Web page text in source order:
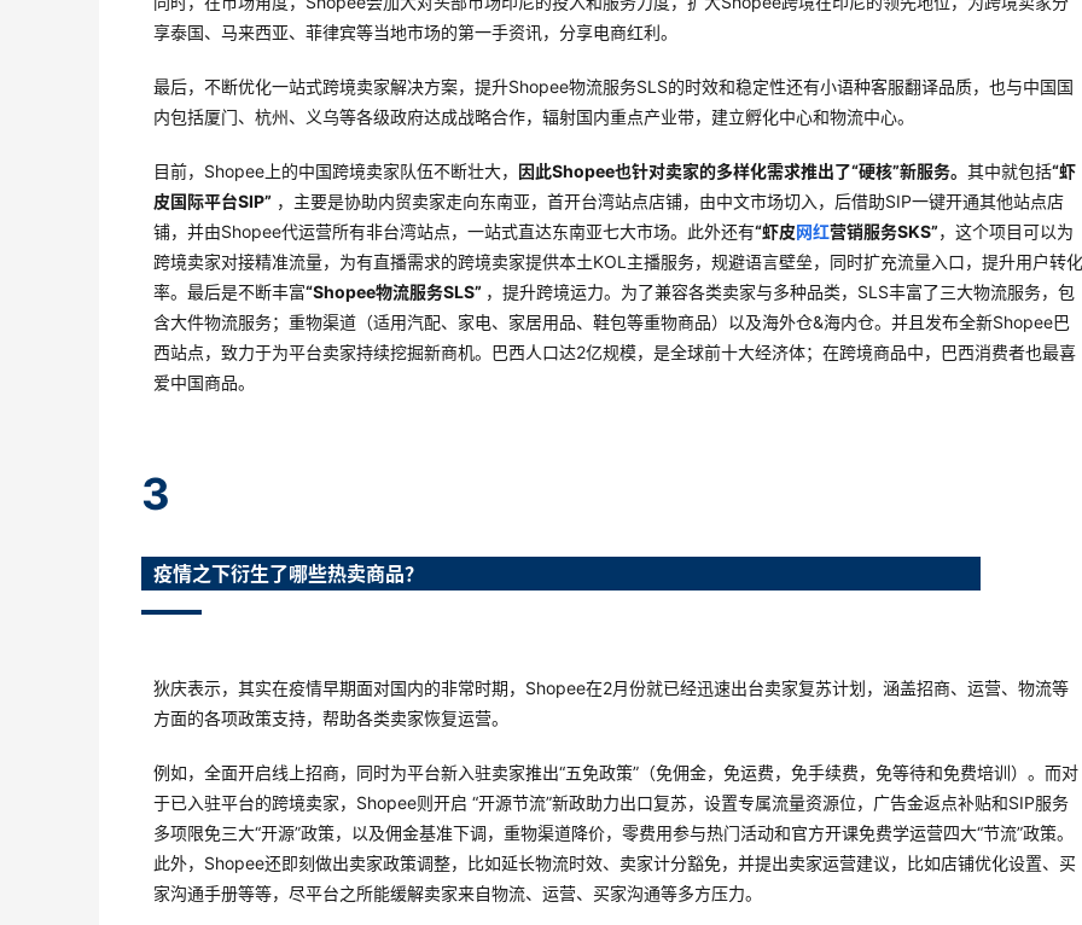
享泰国、马来西亚、菲律宾等当地市场的第一手资讯，分享电商红利。
最后，不断优化一站式跨境卖家解决方案，提升Shopee物流服务SLS的时效和稳定性还有小语种客服翻译品质，也与中国国
内包括厦门、杭州、义乌等各级政府达成战略合作，辐射国内重点产业带，建立孵化中心和物流中心。
目前，Shopee上的中国跨境卖家队伍不断壮大， 因此Shopee也针对卖家的多样化需求推出了“硬核”新服务。 其中就包括“虾
皮国际平台SIP” ，主要是协助内贸卖家走向东南亚，首开台湾站点店铺，由中文市场切入，后借助SIP一键开通其他站点店
铺，并由Shopee代运营所有非台湾站点，一站式直达东南亚七大市场。此外还有“虾皮网红营销服务SKS”，这个项目可以为
跨境卖家对接精准流量，为有直播需求的跨境卖家提供本土KOL主播服务，规避语言壁垒，同时扩充流量入口，提升用户转化
率。最后是不断丰富“Shopee物流服务SLS” ，提升跨境运力。为了兼容各类卖家与多种品类，SLS丰富了三大物流服务，包
含大件物流服务；重物渠道（适用汽配、家电、家居用品、鞋包等重物商品）以及海外仓&海内仓。并且发布全新Shopee巴
西站点，致力于为平台卖家持续挖掘新商机。巴西人口达2亿规模，是全球前十大经济体；在跨境商品中，巴西消费者也最喜
爱中国商品。
3
疫情之下衍生了哪些热卖商品？
狄庆表示，其实在疫情早期面对国内的非常时期，Shopee在2月份就已经迅速出台卖家复苏计划，涵盖招商、运营、物流等
方面的各项政策支持，帮助各类卖家恢复运营。
例如，全面开启线上招商，同时为平台新入驻卖家推出“五免政策”（免佣金，免运费，免手续费，免等待和免费培训）。而对
于已入驻平台的跨境卖家，Shopee则开启 “开源节流”新政助力出口复苏，设置专属流量资源位，广告金返点补贴和SIP服务
多项限免三大“开源”政策，以及佣金基准下调，重物渠道降价，零费用参与热门活动和官方开课免费学运营四大“节流”政策。
此外，Shopee还即刻做出卖家政策调整，比如延长物流时效、卖家计分豁免，并提出卖家运营建议，比如店铺优化设置、买
家沟通手册等等，尽平台之所能缓解卖家来自物流、运营、买家沟通等多方压力。